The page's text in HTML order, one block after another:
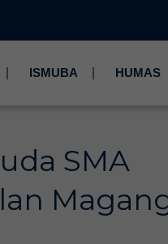
ISMUBA HUMAS
SMA